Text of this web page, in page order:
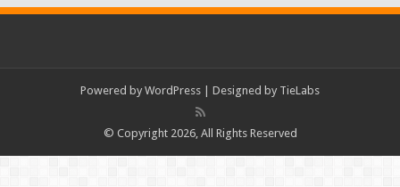
Powered by WordPress | Designed by TieLabs
© Copyright 2026, All Rights Reserved